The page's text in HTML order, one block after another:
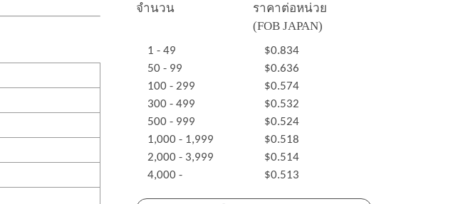
จำนวน
ราคาต่อหน่วย
(FOB JAPAN)
1 - 49
$0.834
50 - 99
$0.636
100 - 299
$0.574
300 - 499
$0.532
500 - 999
$0.524
1,000 - 1,999
$0.518
2,000 - 3,999
$0.514
4,000 -
$0.513